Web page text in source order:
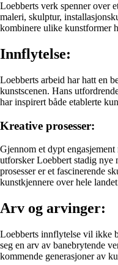
Loebberts verk spenner over
maleri, skulptur,
kombinere ulike kunstformer
Innflytelse:
Loebberts arbeid har hatt en
kunstscenen. Hans
har inspirert både etablerte
Kreative prosesser:
Gjennom et dypt
utforsker Loebbert stadig nye
prosesser er et fascinerende
kunstkjennere over hele
Arv og arvinger:
Loebberts innflytelse vil ikke
seg en arv av banebrytende
kommende generasjoner av